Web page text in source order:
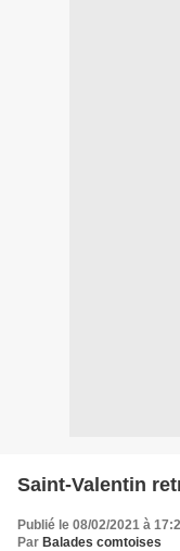
Saint-Valentin
Publié le 08/02/2021 à
Par Balades comtoises